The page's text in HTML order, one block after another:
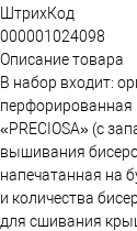
ШтрихКод
000001024098
Описание товара
В набор входит:
«PRECIOSA» (с
вышивания
напечатанная на
и количества
для сшивания